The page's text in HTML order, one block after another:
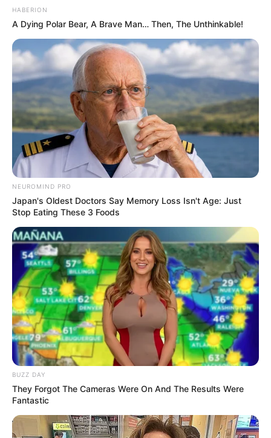
HABERION
A Dying Polar Bear, A Brave Man… Then, The Unthinkable!
NEUROMIND PRO
Japan's Oldest Doctors Say Memory Loss Isn't Age: Just
Stop Eating These 3 Foods
BUZZ DAY
They Forgot The Cameras Were On And The Results Were
Fantastic